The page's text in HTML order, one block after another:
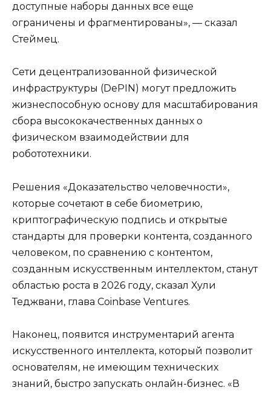
доступные наборы данных все еще
ограничены и фрагментированы», — сказал
Стеймец.
Сети децентрализованной физической
инфраструктуры (DePIN) могут предложить
жизнеспособную основу для масштабирования
сбора высококачественных данных о
физическом взаимодействии для
робототехники.
Решения «Доказательство человечности»,
которые сочетают в себе биометрию,
криптографическую подпись и открытые
стандарты для проверки контента, созданного
человеком, по сравнению с контентом,
созданным искусственным интеллектом, станут
областью роста в 2026 году, сказал Хули
Теджвани, глава Coinbase Ventures.
Наконец, появится инструментарий агента
искусственного интеллекта, который позволит
основателям, не имеющим технических
знаний, быстро запускать онлайн-бизнес. «В